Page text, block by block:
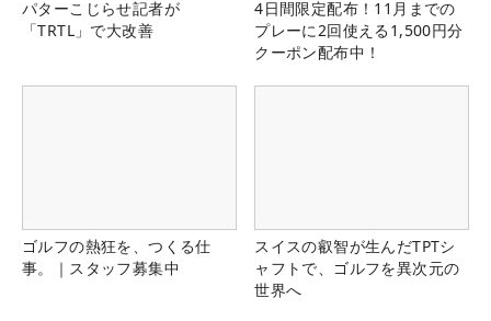
パターこじらせ記者が
「TRTL」で大改善
4日間限定配布！11月までの
プレーに2回使える1,500円分
クーポン配布中！
ゴルフの熱狂を、つくる仕
事。｜スタッフ募集中
スイスの叡智が生んだTPTシ
ャフトで、ゴルフを異次元の
世界へ